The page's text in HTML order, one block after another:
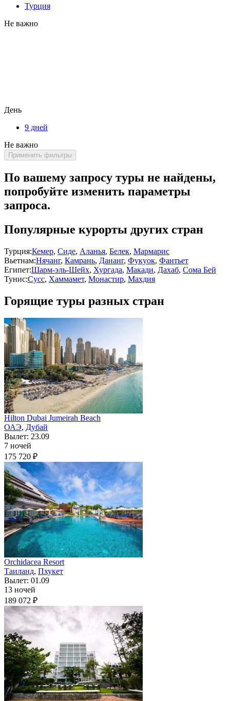
Турция
Не важно
День
9 дней
Не важно
Применить фильтры
По вашему запросу туры не найдены,
попробуйте изменить параметры
запроса.
Популярные курорты других стран
Турция:Кемер, Сиде, Аланья, Белек, Мармарис
Вьетнам:Нячанг, Камрань, Дананг, Фукуок, Фантьет
Египет:Шарм-эль-Шейх, Хургада, Макади, Дахаб, Сома Бей
Тунис:Сусс, Хаммамет, Монастир, Махдия
Горящие туры разных стран
Hilton Dubai Jumeirah Beach
ОАЭ, Дубай
Вылет: 23.09
7 ночей
175 720 ₽
Orchidacea Resort
Таиланд, Пхукет
Вылет: 01.09
13 ночей
189 072 ₽